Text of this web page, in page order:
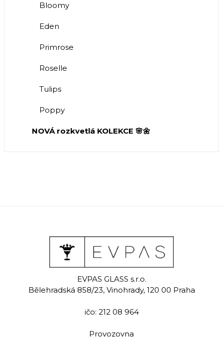
Bloomy
Eden
Primrose
Roselle
Tulips
Poppy
NOVÁ rozkvetlá KOLEKCE 🌸🌼
EVPAS GLASS s.r.o.
Bělehradská 858/23, Vinohrady, 120 00 Praha
ičo: 212 08 964
Provozovna